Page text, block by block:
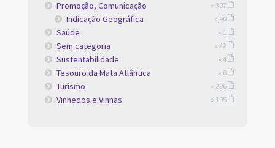
Promoção, Comunicação » 307
Indicação Geográfica » 90
Saúde » 1
Sem categoria » 42
Sustentabilidade » 4
Tesouro da Mata Atlântica » 6
Turismo » 296
Vinhedos e Vinhas » 195